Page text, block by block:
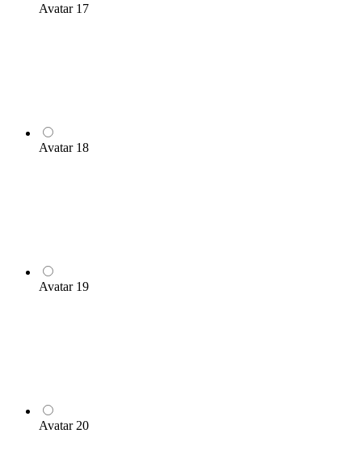
Avatar 17
Avatar 18
Avatar 19
Avatar 20